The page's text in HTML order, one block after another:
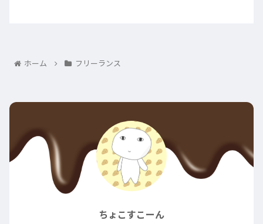
ホーム フリーランス
ちょこすこーん